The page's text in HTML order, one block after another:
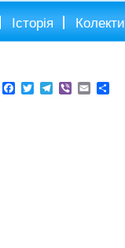
Історія
Facebook
TwitterTelegram
ViberEmail